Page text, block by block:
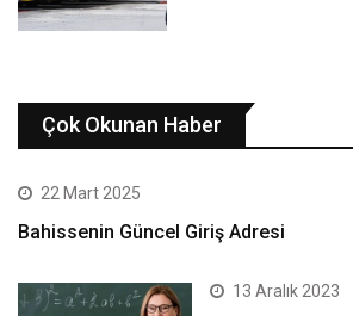
Çok Okunan Haber
22 Mart 2025
Bahissenin Güncel Giriş Adresi
13 Aralık 2023